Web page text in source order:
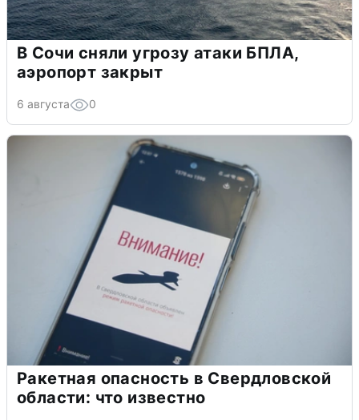
В Сочи сняли угрозу атаки БПЛА,
аэропорт закрыт
6 августа 0
Ракетная опасность в Свердловской
области: что известно